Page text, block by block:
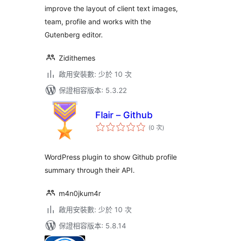
improve the layout of client text images,
team, profile and works with the
Gutenberg editor.
Zidithemes
啟用安裝數: 少於 10 次
保證相容版本: 5.3.22
Flair – Github
(0 次評
分)
WordPress plugin to show Github profile
summary through their API.
m4n0jkum4r
啟用安裝數: 少於 10 次
保證相容版本: 5.8.14